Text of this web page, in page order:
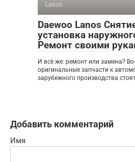
Lanos
Daewoo Lanos
установка
Ремонт своими
И всё же: ремонт или замена?
оригинальные запчасти к
зарубежного производства
Добавить комментарий
Имя